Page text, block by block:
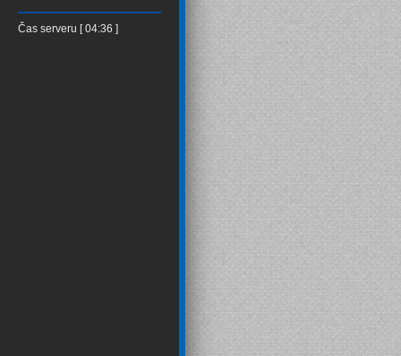
Čas serveru [ 04:36 ]